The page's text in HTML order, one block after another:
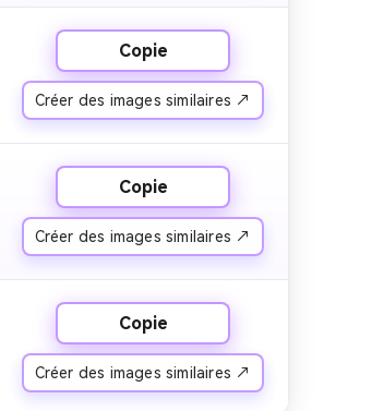
Copie
Créer des images similaires ↗
Copie
Créer des images similaires ↗
Copie
Créer des images similaires ↗